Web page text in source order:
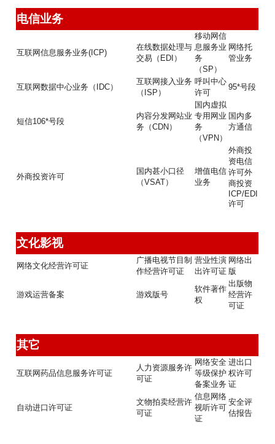
电信业务
互联网信息服务业务(ICP)
在线数据处理与
交易（EDI）
移动网信
息服务业
务
（SP）
网络托
管业务
互联网数据中心业务（IDC）
互联网接入业务
（ISP）
呼叫中心
许可
95*号段
短信106*号段
内容分发网站业
务（CDN）
国内虚拟
专用网业
务
（VPN）
国内多
方通信
外商投资许可
国内甚小口径
（VSAT）
增值电信
业务
外商投
资电信
许可外
商投资
ICP/EDI
许可
文化影视
网络文化经营许可证
广播电视节目制
作经营许可证
营业性演
出许可证
网络出
版
游戏运营备案 游戏版号
软件著作
权
出版物
经营许
可证
其它
互联网药品信息服务许可证
人力资源服务许
可证
网络安全
等级保护
备案业务
进出口
权许可
证
自动进口许可证
文物拍卖经营许
可证
信息网络
视听许可
证
安全评
估报告